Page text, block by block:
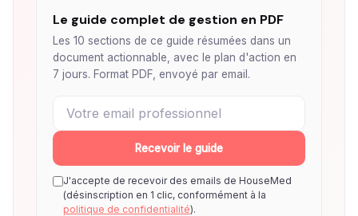
Le guide complet de gestion en PDF
Les 10 sections de ce guide résumées dans un
document actionnable, avec le plan d'action en
7 jours. Format PDF, envoyé par email.
Recevoir le guide
J'accepte de recevoir des emails de HouseMed
(désinscription en 1 clic, conformément à la
politique de confidentialité).